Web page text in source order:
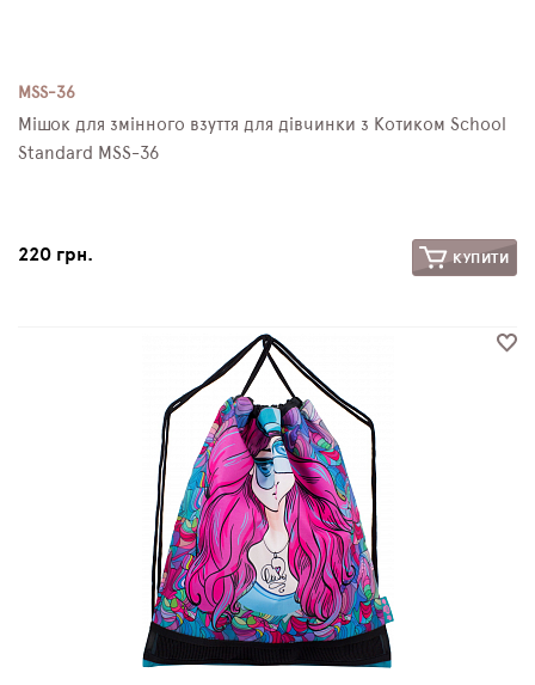
MSS-36
Мішок для змінного взуття для дівчинки з Котиком School
Standard MSS-36
220 грн. КУПИТИ